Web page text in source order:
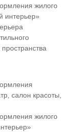
жилого
интерьер»
салон красоты,
жилого